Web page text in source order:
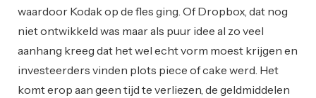
waardoor Kodak op de fles ging. Of Dropbox, dat nog
niet ontwikkeld was maar als puur idee al zo veel
aanhang kreeg dat het wel echt vorm moest krijgen en
investeerders vinden plots piece of cake werd. Het
komt erop aan geen tijd te verliezen, de geldmiddelen